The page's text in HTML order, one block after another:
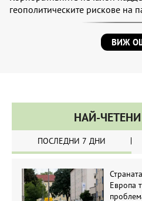
геополитическите рискове на
ВИЖ
НАЙ-
ПОСЛЕДНИ 7 ДНИ
Европа